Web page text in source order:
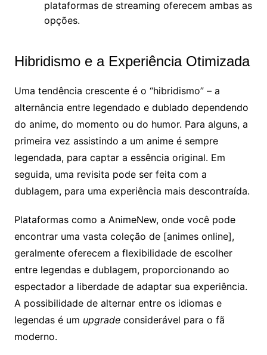
plataformas de streaming oferecem ambas as
opções.
Hibridismo e a Experiência Otimizada
Uma tendência crescente é o “hibridismo” – a
alternância entre legendado e dublado dependendo
do anime, do momento ou do humor. Para alguns, a
primeira vez assistindo a um anime é sempre
legendada, para captar a essência original. Em
seguida, uma revisita pode ser feita com a
dublagem, para uma experiência mais descontraída.
Plataformas como a AnimeNew, onde você pode
encontrar uma vasta coleção de [animes online],
geralmente oferecem a flexibilidade de escolher
entre legendas e dublagem, proporcionando ao
espectador a liberdade de adaptar sua experiência.
A possibilidade de alternar entre os idiomas e
legendas é um upgradeconsiderável para o fã
moderno.